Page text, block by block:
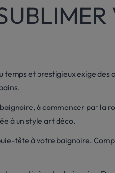
et prestigieux exige
à commencer par la
à un style art déco.
tête à votre baignoire.